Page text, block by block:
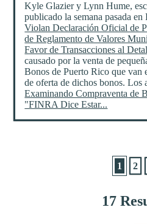
Kyle Glazier y Lynn Hume,
publicado la semana pasada
Violan Declaración Oficial de
de Reglamento de Valores
Favor de Transacciones al
causado por la venta de
Bonos de Puerto Rico que van
de oferta de dichos bonos. Los
Examinando Compraventa de
"FINRA Dice Estar...
17
1 2